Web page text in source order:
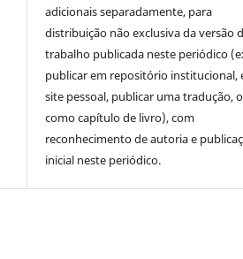
adicionais separadamente, para
distribuição não exclusiva da versão
trabalho publicada neste periódico
publicar em repositório institucional,
site pessoal, publicar uma tradução,
como capítulo de livro), com
reconhecimento de autoria e
inicial neste periódico.